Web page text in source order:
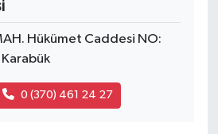
Hükümet Caddesi NO:
0 (370) 461 24 27